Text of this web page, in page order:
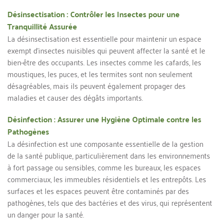
Désinsectisation : Contrôler les Insectes pour une
Tranquillité Assurée
La désinsectisation est essentielle pour maintenir un espace
exempt d’insectes nuisibles qui peuvent affecter la santé et le
bien-être des occupants. Les insectes comme les cafards, les
moustiques, les puces, et les termites sont non seulement
désagréables, mais ils peuvent également propager des
maladies et causer des dégâts importants.
Désinfection : Assurer une Hygiène Optimale contre les
Pathogènes
La désinfection est une composante essentielle de la gestion
de la santé publique, particulièrement dans les environnements
à fort passage ou sensibles, comme les bureaux, les espaces
commerciaux, les immeubles résidentiels et les entrepôts. Les
surfaces et les espaces peuvent être contaminés par des
pathogènes, tels que des bactéries et des virus, qui représentent
un danger pour la santé.